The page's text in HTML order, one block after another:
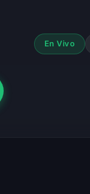
En Vivo